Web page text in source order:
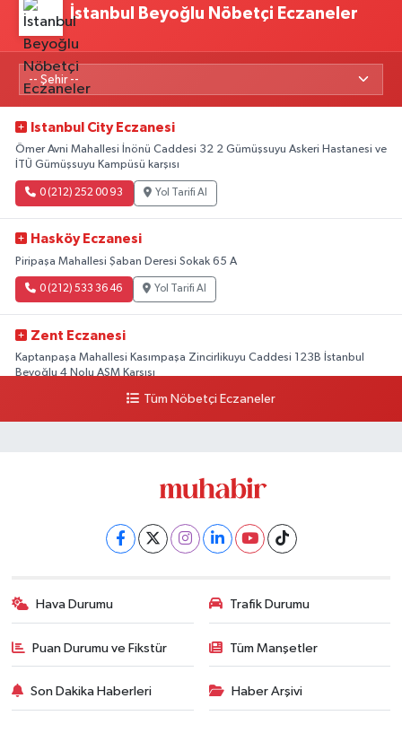
İstanbul Beyoğlu Nöbetçi Eczaneler
Istanbul City Eczanesi
Ömer Avni Mahallesi İnönü Caddesi 32 2 Gümüşsuyu Askeri Hastanesi ve
İTÜ Gümüşsuyu Kampüsü karşısı
0 (212) 252 00 93 Yol Tarifi Al
Hasköy Eczanesi
Piripaşa Mahallesi Şaban Deresi Sokak 65 A
0 (212) 533 36 46 Yol Tarifi Al
Zent Eczanesi
Kaptanpaşa Mahallesi Kasımpaşa Zincirlikuyu Caddesi 123B İstanbul
Beyoğlu 4 Nolu ASM Karşısı
Yol Tarifi Al
Tüm Nöbetçi Eczaneler
Hava Durumu Trafik Durumu
Puan Durumu ve Fikstür Tüm Manşetler
Son Dakika Haberleri Haber Arşivi